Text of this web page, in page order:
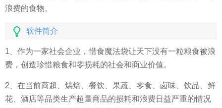
浪费的食物。
软件简介
1、作为一家社会企业，惜食魔法袋让天下没有一粒粮食被浪
费，创造珍惜粮食和零损耗的社会和商业价值。
2、在当前商超、烘焙、餐饮、果蔬、零食、卤味、饮品、鲜
花、酒店等品类生产超量商品的损耗和浪费日益严重的情况